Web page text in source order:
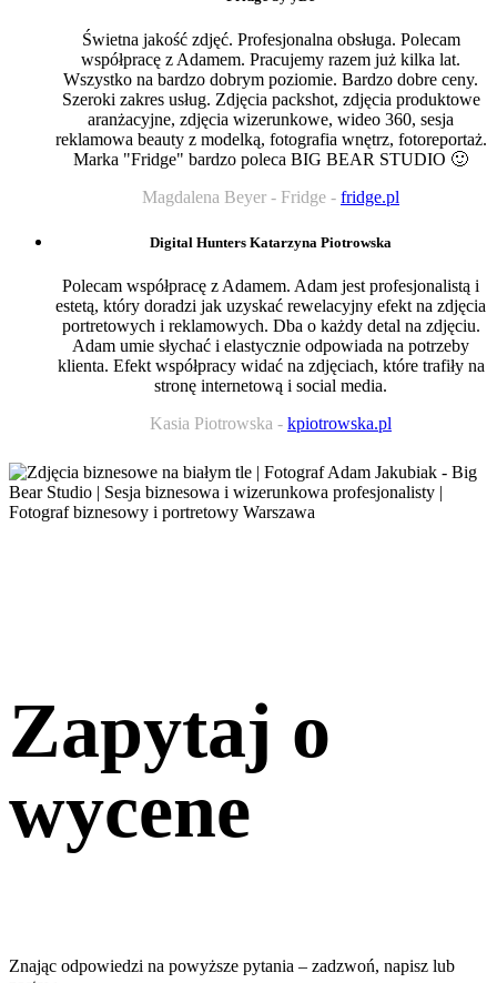
Świetna jakość zdjęć. Profesjonalna obsługa. Polecam
współpracę z Adamem. Pracujemy razem już kilka lat.
Wszystko na bardzo dobrym poziomie. Bardzo dobre ceny.
Szeroki zakres usług. Zdjęcia packshot, zdjęcia produktowe
aranżacyjne, zdjęcia wizerunkowe, wideo 360, sesja
reklamowa beauty z modelką, fotografia wnętrz, fotoreportaż.
Marka "Fridge" bardzo poleca BIG BEAR STUDIO 🙂
Magdalena Beyer - Fridge - fridge.pl
Digital Hunters Katarzyna Piotrowska
Polecam współpracę z Adamem. Adam jest profesjonalistą i
estetą, który doradzi jak uzyskać rewelacyjny efekt na zdjęcia
portretowych i reklamowych. Dba o każdy detal na zdjęciu.
Adam umie słychać i elastycznie odpowiada na potrzeby
klienta. Efekt współpracy widać na zdjęciach, które trafiły na
stronę internetową i social media.
Kasia Piotrowska - kpiotrowska.pl
Zapytaj o
wycene
Znając odpowiedzi na powyższe pytania – zadzwoń, napisz lub